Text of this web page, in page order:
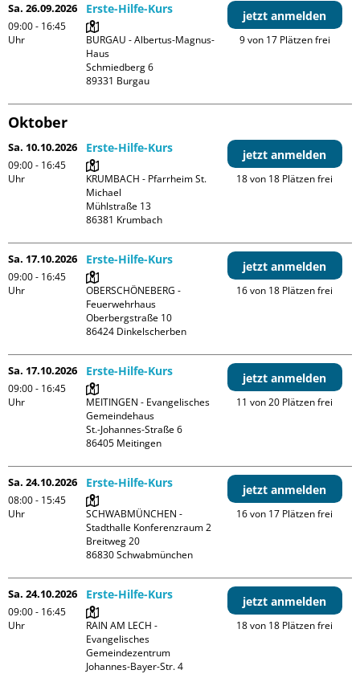
Sa. 26.09.2026
09:00 - 16:45
Uhr
Erste-Hilfe-Kurs
BURGAU - Albertus-Magnus-
Haus
Schmiedberg 6
jetzt anmelden
9 von 17 Plätzen frei
Oktober
Sa. 10.10.2026
09:00 - 16:45
Uhr
Erste-Hilfe-Kurs
KRUMBACH - Pfarrheim St.
Michael
Mühlstraße 13
jetzt anmelden
18 von 18 Plätzen frei
Sa. 17.10.2026
09:00 - 16:45
Uhr
Erste-Hilfe-Kurs
OBERSCHÖNEBERG -
Feuerwehrhaus
Oberbergstraße 10
jetzt anmelden
16 von 18 Plätzen frei
Sa. 17.10.2026
09:00 - 16:45
Uhr
Erste-Hilfe-Kurs
MEITINGEN - Evangelisches
Gemeindehaus
St.-Johannes-Straße 6
jetzt anmelden
11 von 20 Plätzen frei
Sa. 24.10.2026
08:00 - 15:45
Uhr
Erste-Hilfe-Kurs
SCHWABMÜNCHEN -
Stadthalle Konferenzraum 2
Breitweg 20
jetzt anmelden
16 von 17 Plätzen frei
Sa. 24.10.2026
09:00 - 16:45
Uhr
Erste-Hilfe-Kurs
RAIN AM LECH -
Evangelisches
Gemeindezentrum
Johannes-Bayer-Str. 4
jetzt anmelden
18 von 18 Plätzen frei